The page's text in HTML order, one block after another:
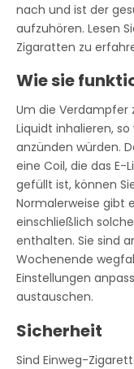
nach und ist der
aufzuhören. Lesen
Zigaratten zu
Wie sie
Um die Verdampfer
Liquidt inhalieren,
anzünden würden.
eine Coil, die das
gefüllt ist, können
Normalerweise gibt
einschließlich
enthalten. Sie sind
Wochenende
Einstellungen
austauschen.
Sicherheit
Sind Einweg-